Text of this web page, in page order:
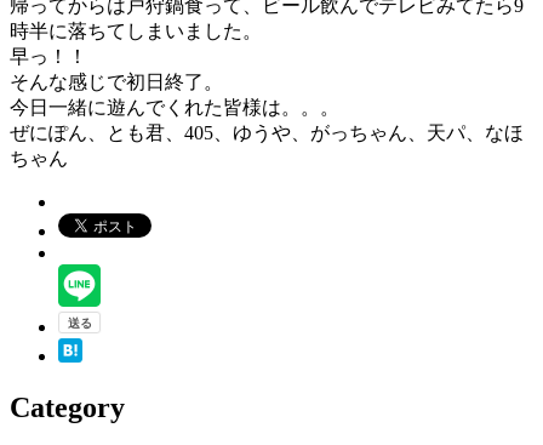
帰ってからは戸狩鍋食って、ビール飲んでテレビみてたら9
時半に落ちてしまいました。
早っ！！
そんな感じで初日終了。
今日一緒に遊んでくれた皆様は。。。
ぜにぽん、とも君、405、ゆうや、がっちゃん、天パ、なほ
ちゃん
Category